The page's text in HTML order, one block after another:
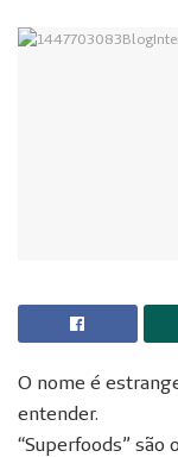
O nome é
entender.
“Superfoods” são